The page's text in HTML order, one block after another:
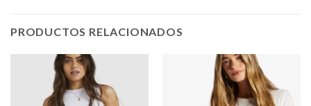
PRODUCTOS RELACIONADOS